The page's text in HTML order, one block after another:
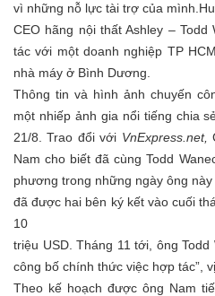
vì những nỗ lực tài trợ của mình.
CEO hãng nội thất Ashley –
tác với một doanh nghiệp TP
nhà máy ở Bình Dương.
Thông tin và hình ảnh chuyến
một nhiếp ảnh gia nổi tiếng chia
21/8. Trao đổi với VnExpress.net,
Nam cho biết đã cùng Todd
phương trong những ngày ông
đã được hai bên ký kết vào cuối
10
triệu USD. Tháng 11 tới, ông
công bố chính thức việc hợp tác”,
Theo kế hoạch được ông Nam